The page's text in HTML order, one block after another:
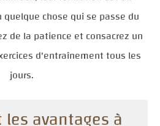
chose qui se passe du
de la patience et consacrez un
d'entraînement tous les
jours.
avantages à